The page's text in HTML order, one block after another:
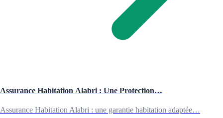
Assurance Habitation Alabri : Une Protection…
Assurance Habitation Alabri : une garantie habitation adaptée…